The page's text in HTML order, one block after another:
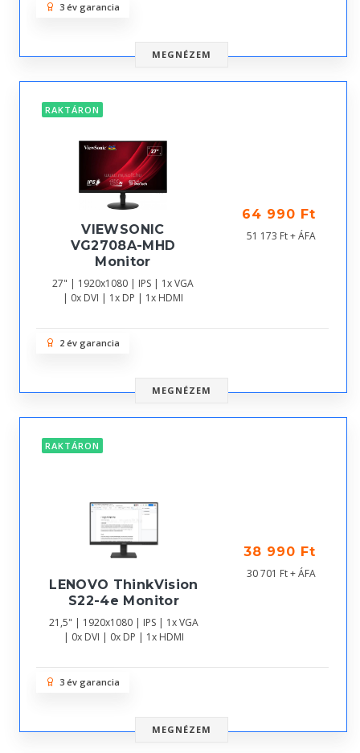
3 év garancia
MEGNÉZEM
RAKTÁRON
VIEWSONIC
VG2708A-MHD
Monitor
27" | 1920x1080 | IPS | 1x VGA
| 0x DVI | 1x DP | 1x HDMI
64 990 Ft
51 173 Ft + ÁFA
2 év garancia
MEGNÉZEM
RAKTÁRON
LENOVO ThinkVision
S22-4e Monitor
21,5" | 1920x1080 | IPS | 1x VGA
| 0x DVI | 0x DP | 1x HDMI
38 990 Ft
30 701 Ft + ÁFA
3 év garancia
MEGNÉZEM